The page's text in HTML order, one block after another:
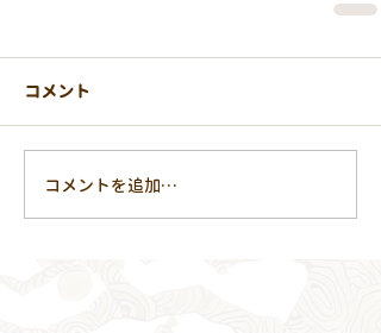
コメント
コメントを追加…